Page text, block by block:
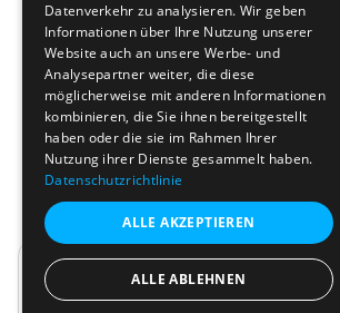
Werde Teil der Community
Für 0 € dabei sein: diskutieren, lernen,
Datenverkehr zu analysieren. Wir geben
Informationen über Ihre Nutzung unserer
Website auch an unsere Werbe- und
Analysepartner weiter, die diese
möglicherweise mit anderen Informationen
kombinieren, die Sie ihnen bereitgestellt
haben oder die sie im Rahmen Ihrer
Nutzung ihrer Dienste gesammelt haben.
Datenschutzrichtlinie
ALLE AKZEPTIEREN
ALLE ABLEHNEN